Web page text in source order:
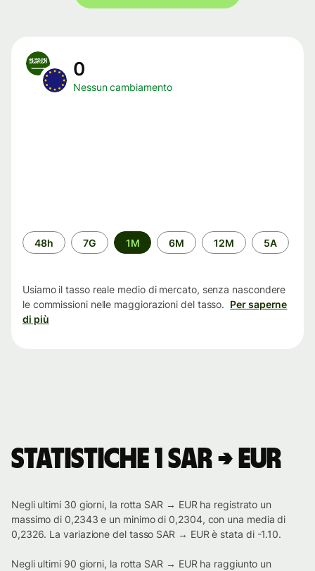
0
Nessun cambiamento
Periodo
di
48h 7G 1M 6M 12M 5A
Usiamo il tasso reale medio di mercato, senza nascondere
le commissioni nelle maggiorazioni del tasso. Per saperne
di più
Statistiche 1 SAR → EUR
Negli ultimi 30 giorni, la rotta SAR → EUR ha registrato un
massimo di 0,2343 e un minimo di 0,2304, con una media di
0,2326. La variazione del tasso SAR → EUR è stata di -1.10.
Negli ultimi 90 giorni, la rotta SAR → EUR ha raggiunto un